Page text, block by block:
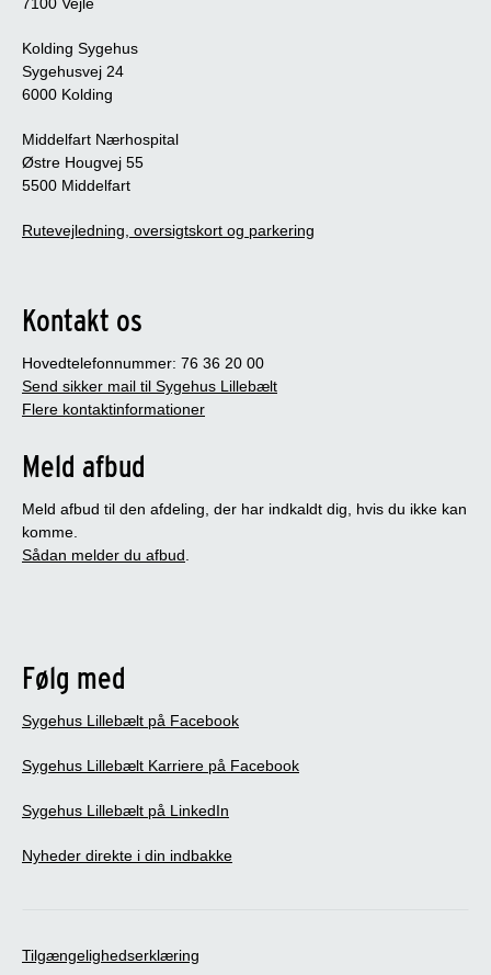
7100 Vejle
Kolding Sygehus
Sygehusvej 24
6000 Kolding
Middelfart Nærhospital
Østre Hougvej 55
5500 Middelfart
Rutevejledning, oversigtskort og parkering
Kontakt os
Hovedtelefonnummer: 76 36 20 00
Send sikker mail til Sygehus Lillebælt
Flere kontaktinformationer
Meld afbud
Meld afbud til den afdeling, der har indkaldt dig, hvis du ikke kan
komme.
Sådan melder du afbud.
Følg med
Sygehus Lillebælt på Facebook
Sygehus Lillebælt Karriere på Facebook
Sygehus Lillebælt på LinkedIn
Nyheder direkte i din indbakke
Tilgængelighedserklæring